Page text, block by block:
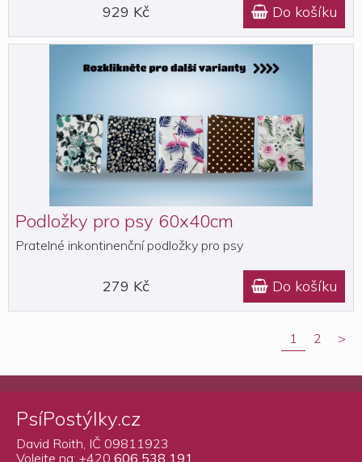
929 Kč  Do košíku
Podložky pro psy 60x40cm
Pratelné inkontinenční podložky pro psy
279 Kč  Do košíku
1 2 >
PsíPostýlky.cz
David Roith, IČ 09811923
Volejte na: +420 606 538 191